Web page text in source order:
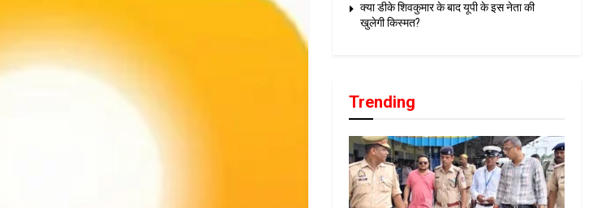
क्या डीके शिवकुमार के बाद यूपी के इस नेता की
खुलेगी किस्मत?
Trending